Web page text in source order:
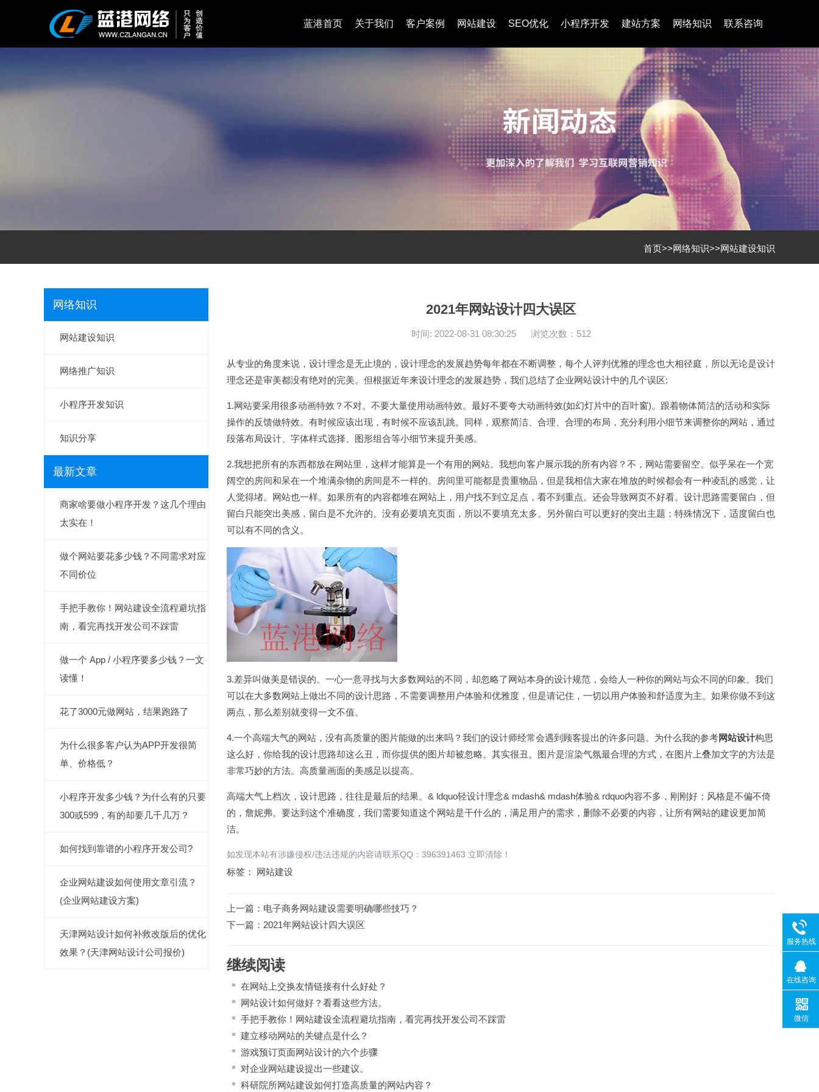
蓝港首页 关于我们 客户案例 网站建设 SEO优化 小程序开发 建站方案 网络知识 联系咨询
首页>>网络知识>>网站建设知识
网络知识
网站建设知识
网络推广知识
小程序开发知识
知识分享
最新文章
商家啥要做小程序开发？这几个理由
太实在！
做个网站要花多少钱？不同需求对应
不同价位
手把手教你！网站建设全流程避坑指
南，看完再找开发公司不踩雷
做一个 App / 小程序要多少钱？一文
读懂！
花了3000元做网站，结果跑路了
为什么很多客户认为APP开发很简
单、价格低？
小程序开发多少钱？为什么有的只要
300或599，有的却要几千几万？
如何找到靠谱的小程序开发公司?
企业网站建设如何使用文章引流？
(企业网站建设方案)
天津网站设计如何补救改版后的优化
效果？(天津网站设计公司报价)
2021年网站设计四大误区
时间: 2022-08-31 08:30:25 浏览次数：512
从专业的角度来说，设计理念是无止境的，设计理念的发展趋势每年都在不断调整，每个人评判优雅的理念也大相径庭，所以无论是设计
理念还是审美都没有绝对的完美。但根据近年来设计理念的发展趋势，我们总结了企业网站设计中的几个误区:
1.网站要采用很多动画特效？不对。不要大量使用动画特效。最好不要夸大动画特效(如幻灯片中的百叶窗)。跟着物体简洁的活动和实际
操作的反馈做特效。有时候应该出现，有时候不应该乱跳。同样，观察简洁、合理、合理的布局，充分利用小细节来调整你的网站，通过
段落布局设计、字体样式选择、图形组合等小细节来提升美感。
2.我想把所有的东西都放在网站里，这样才能算是一个有用的网站。我想向客户展示我的所有内容？不，网站需要留空。似乎呆在一个宽
阔空的房间和呆在一个堆满杂物的房间是不一样的。房间里可能都是贵重物品，但是我相信大家在堆放的时候都会有一种凌乱的感觉，让
人觉得堵。网站也一样。如果所有的内容都堆在网站上，用户找不到立足点，看不到重点。还会导致网页不好看。设计思路需要留白，但
留白只能突出美感，留白是不允许的。没有必要填充页面，所以不要填充太多。另外留白可以更好的突出主题；特殊情况下，适度留白也
可以有不同的含义。
3.差异叫做美是错误的。一心一意寻找与大多数网站的不同，却忽略了网站本身的设计规范，会给人一种你的网站与众不同的印象。我们
可以在大多数网站上做出不同的设计思路，不需要调整用户体验和优雅度，但是请记住，一切以用户体验和舒适度为主。如果你做不到这
两点，那么差别就变得一文不值。
4.一个高端大气的网站，没有高质量的图片能做的出来吗？我们的设计师经常会遇到顾客提出的许多问题。为什么我的参考网站设计构思
这么好，你给我的设计思路却这么丑，而你提供的图片却被忽略。其实很丑。图片是渲染气氛最合理的方式，在图片上叠加文字的方法是
非常巧妙的方法。高质量画面的美感足以提高。
高端大气上档次，设计思路，往往是最后的结果。& ldquo轻设计理念& mdash& mdash体验& rdquo内容不多，刚刚好；风格是不偏不倚
的，詹妮弗。要达到这个准确度，我们需要知道这个网站是干什么的，满足用户的需求，删除不必要的内容，让所有网站的建设更加简
洁。
如发现本站有涉嫌侵权/违法违规的内容请联系QQ：396391463 立即清除！
标签： 网站建设
上一篇： 电子商务网站建设需要明确哪些技巧？
下一篇： 2021年网站设计四大误区
继续阅读
在网站上交换友情链接有什么好处？
网站设计如何做好？看看这些方法。
手把手教你！网站建设全流程避坑指南，看完再找开发公司不踩雷
建立移动网站的关键点是什么？
游戏预订页面网站设计的六个步骤
对企业网站建设提出一些建议。
科研院所网站建设如何打造高质量的网站内容？
服务热线
在线咨询
微信